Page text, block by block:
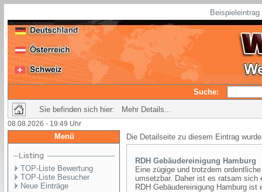
Suche:
Sie befinden sich hier: Mehr Details...
08.08.2026 - 19:49 Uhr
Menü
TOP-Liste Bewertung
TOP-Liste Besucher
Neue Einträge
Die Detailseite zu diesem Eintrag
RDH Gebäudereinigung Hamburg
Eine zügige und trotzdem
umsetzbar. Daher ist es ratsam sich
RDH Gebäudereinigung Hamburg